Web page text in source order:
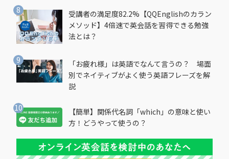
受講者の満足度82.2%【QQEnglishのカラン
メソッド】4倍速で英会話を習得できる勉強
法とは？
「お疲れ様」は英語でなんて言うの？ 場面
別でネイティブがよく使う英語フレーズを解
説
【簡単】関係代名詞「which」の意味と使い
方！どうやって使うの？